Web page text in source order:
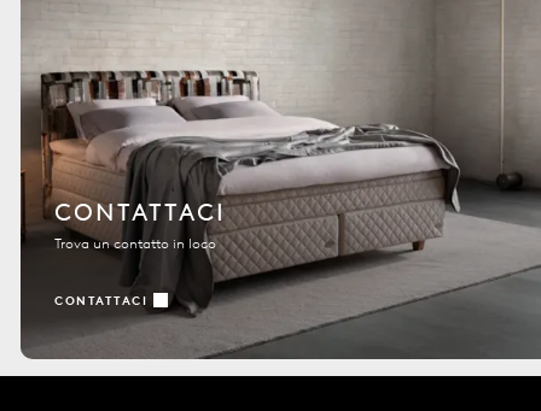
CONTATTACI
Trova un contatto in loco
CONTATTACI